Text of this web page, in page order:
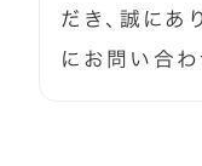
だき、誠にあ
にお問い合わ